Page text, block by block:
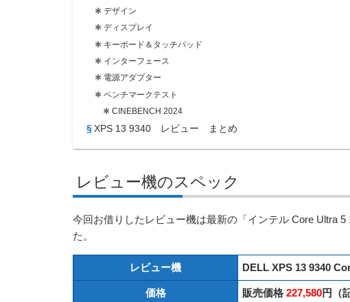
デザイン
ディスプレイ
キーボード＆タッチパッド
インターフェース
電源アダプター
ベンチマークテスト
CINEBENCH 2024
XPS 13 9340 レビュー まとめ
レビュー機のスペック
今回お借りしたレビュー機は最新の「インテル Core Ultra
た。
レビュー機 DELL XPS 13 9340
価格 販売価格 227,580円（